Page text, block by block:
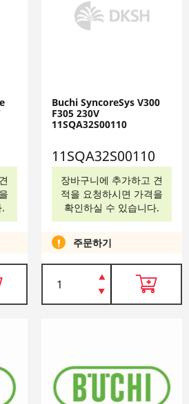
Buchi SyncoreSys V300
F305 230V
11SQA32S00110
11SQA32S00110
장바구니에 추가하고 견
적을 요청하시면 가격을
확인하실 수 있습니다.
주문하기